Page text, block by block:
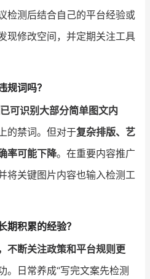
检测后结合自己的平台经验或
现修改空间，并定期关注工具
规词吗？
可识别大部分简单图文内
的禁词。但对于复杂排版、艺
率可能下降。在重要内容推广
将关键图片内容也输入检测工
期积累的经验？
不断关注政策和平台规则更
。日常养成“写完文案先检测